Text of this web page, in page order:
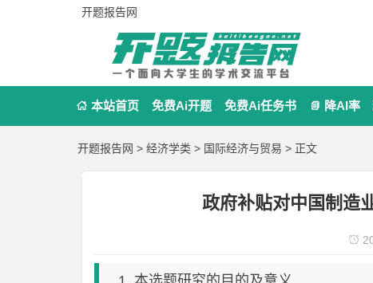
开题报告网
 本站首页 免费Ai开题 免费Ai任务书  降AI率
开题报告网 > 经济学类 > 国际经济与贸易 > 正文
政府补贴对中国制造
